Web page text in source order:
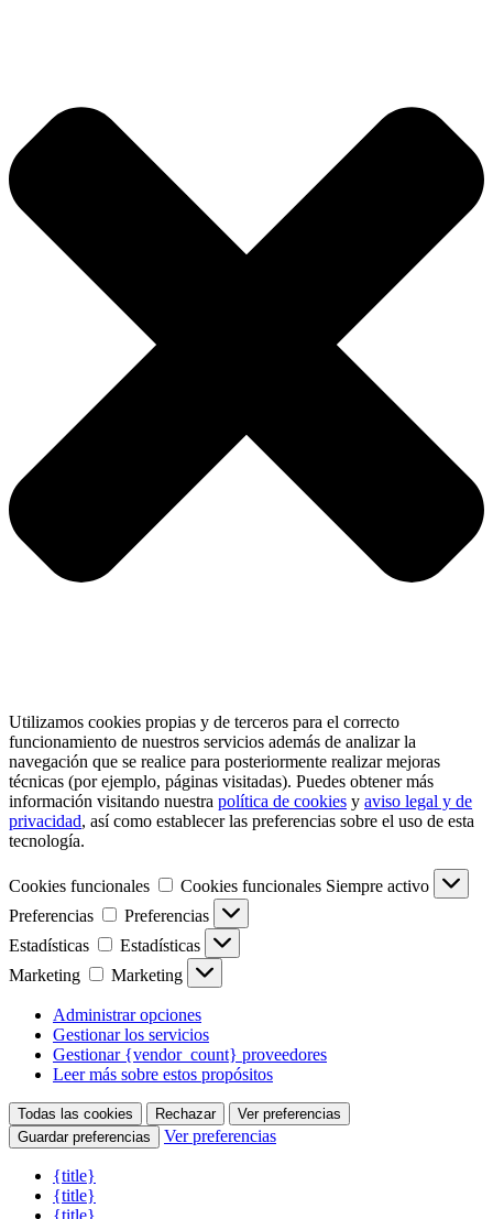
Utilizamos cookies propias y de terceros para el correcto
funcionamiento de nuestros servicios además de analizar la
navegación que se realice para posteriormente realizar mejoras
técnicas (por ejemplo, páginas visitadas). Puedes obtener más
información visitando nuestra política de cookies y aviso legal y de
privacidad, así como establecer las preferencias sobre el uso de esta
tecnología.
Cookies funcionales Cookies funcionales Siempre activo
Preferencias
Preferencias
Estadísticas
Estadísticas
Marketing
Marketing
Administrar opciones
Gestionar los servicios
Gestionar {vendor_count} proveedores
Leer más sobre estos propósitos
Todas las cookies Rechazar
Ver preferencias
Guardar preferencias
Ver preferencias
{title}
{title}